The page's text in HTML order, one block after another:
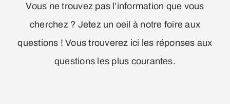
Vous ne trouvez pas l’information que vous
cherchez ? Jetez un oeil à notre foire aux
questions ! Vous trouverez ici les réponses aux
questions les plus courantes.